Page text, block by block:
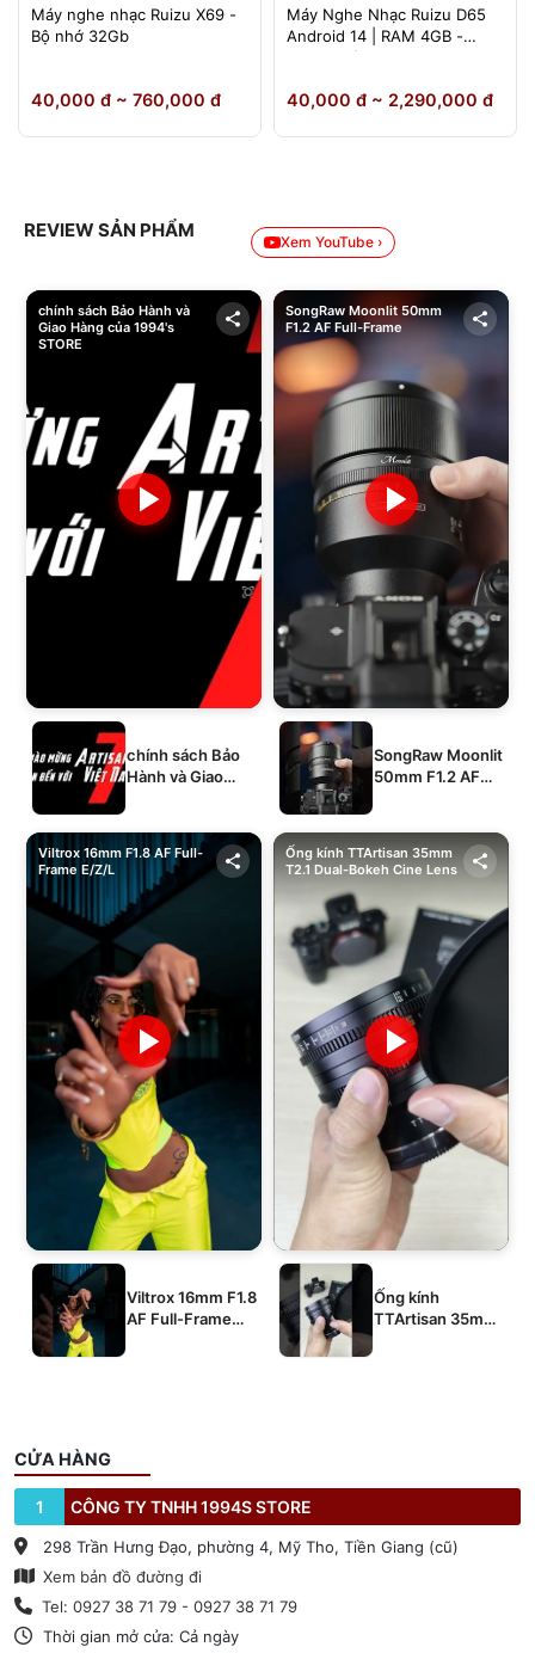
Máy nghe nhạc Ruizu X69 -
Bộ nhớ 32Gb
40,000 đ ~ 760,000 đ
Máy Nghe Nhạc Ruizu D65
Android 14 | RAM 4GB -
64GB Chính Hãng
40,000 đ ~ 2,290,000 đ
REVIEW SẢN PHẨM
Xem YouTube ›
chính sách Bảo Hành và
Giao Hàng của 1994's
STORE
chính sách Bảo
Hành và Giao
SongRaw Moonlit 50mm
F1.2 AF Full-Frame
SongRaw Moonlit
50mm F1.2 AF
Viltrox 16mm F1.8 AF Full-
Frame E/Z/L
Viltrox 16mm F1.8
AF Full-Frame
Ống kính TTArtisan 35mm
T2.1 Dual-Bokeh Cine Lens
Ống kính
TTArtisan 35mm
CỬA HÀNG
1 CÔNG TY TNHH 1994S STORE
298 Trần Hưng Đạo, phường 4, Mỹ Tho, Tiền Giang (cũ)
Xem bản đồ đường đi
Tel: 0927 38 71 79 - 0927 38 71 79
Thời gian mở cửa: Cả ngày